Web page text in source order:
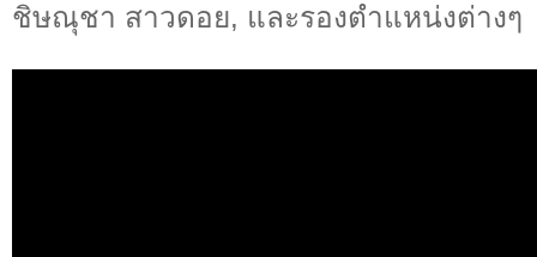
ชิษณุชา สาวดอย, และรองตำแหน่งต่างๆ